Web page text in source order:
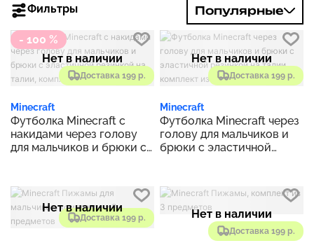
Фильтры Популярные
- 100 %
Доставка 199 р.
Нет в наличии
Minecraft
Футболка Minecraft с
накидами через голову
для мальчиков и брюки с
предметов
Доставка 199 р.
Нет в наличии
Minecraft
Футболка Minecraft через
голову для мальчиков и
брюки с эластичной
Доставка 199 р.
Нет в наличии
Доставка 199 р.
Нет в наличии